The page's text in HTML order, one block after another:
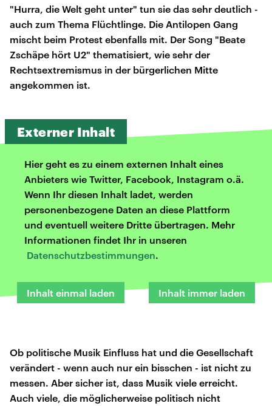
"Hurra, die Welt geht unter" tun sie das sehr deutlich -
auch zum Thema Flüchtlinge. Die Antilopen Gang
mischt beim Protest ebenfalls mit. Der Song "Beate
Zschäpe hört U2" thematisiert, wie sehr der
Rechtsextremismus in der bürgerlichen Mitte
angekommen ist.
Externer Inhalt
Hier geht es zu einem externen Inhalt eines
Anbieters wie Twitter, Facebook, Instagram o.ä.
Wenn Ihr diesen Inhalt ladet, werden
personenbezogene Daten an diese Plattform
und eventuell weitere Dritte übertragen. Mehr
Informationen findet Ihr in unseren
Datenschutzbestimmungen.
Inhalt einmal laden Inhalt immer laden
Ob politische Musik Einfluss hat und die Gesellschaft
verändert - wenn auch nur ein bisschen - ist nicht zu
messen. Aber sicher ist, dass Musik viele erreicht.
Auch viele, die möglicherweise politisch nicht